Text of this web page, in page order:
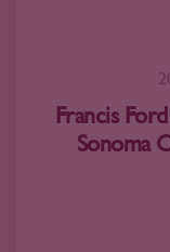
Francis
Sonoma